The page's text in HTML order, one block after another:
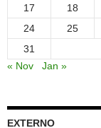
17
18
24
25
31
« Nov
Jan »
EXTERNO